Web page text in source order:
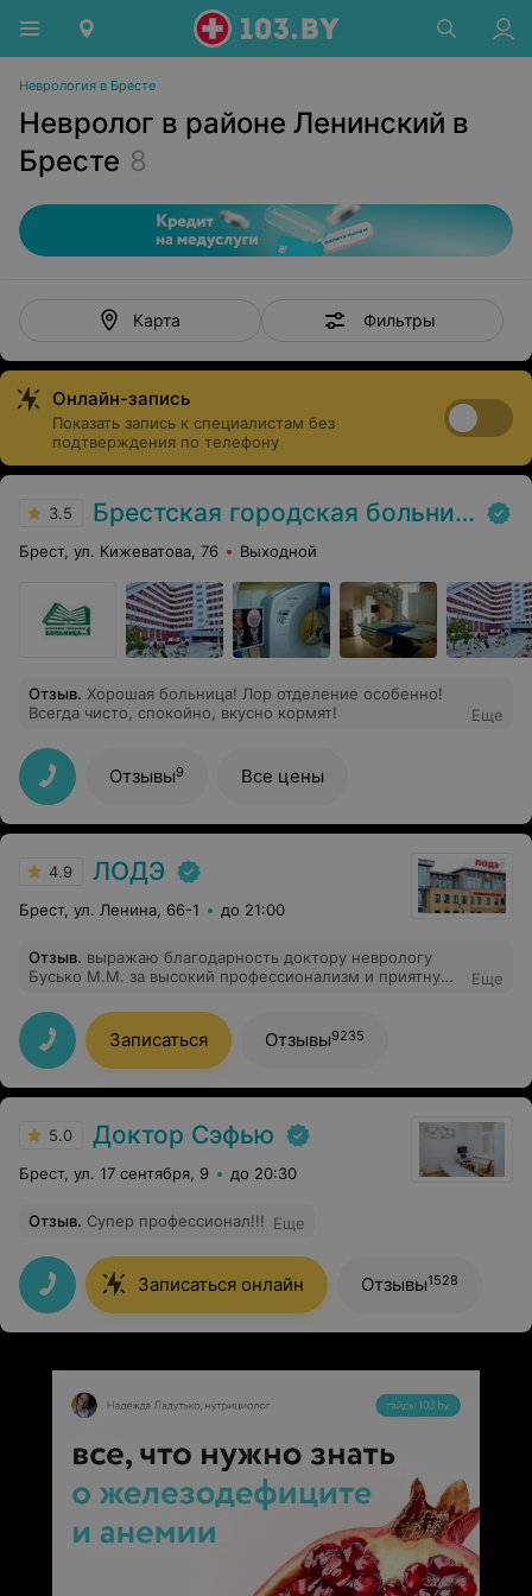
Неврология в Бресте
Невролог в районе Ленинский в
Бресте 8
Карта Фильтры
Онлайн-запись
Показать запись к специалистам без
подтверждения по телефону
3.5 Брестская городская больница № 1
Брест, ул. Кижеватова, 76 Выходной
Отзыв. Хорошая больница! Лор отделение особенно!
Всегда чисто, спокойно, вкусно кормят!
Еще
Отзывы9 Все цены
4.9 ЛОДЭ
Брест, ул. Ленина, 66-1 до 21:00
Отзыв. выражаю благодарность доктору неврологу
Бусько М.М. за высокий профессионализм и приятную
Еще
Записаться Отзывы9235
5.0 Доктор Сэфью
Брест, ул. 17 сентября, 9 до 20:30
Отзыв. Супер профессионал!!! Еще
Записаться онлайн Отзывы1528